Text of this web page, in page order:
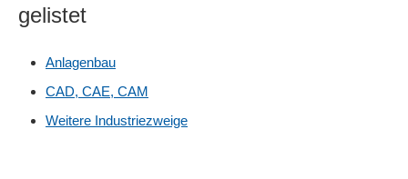
gelistet
Anlagenbau
CAD, CAE, CAM
Weitere Industriezweige